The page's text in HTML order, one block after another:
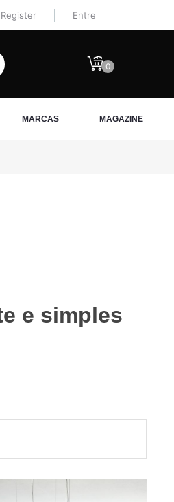
Register Entre
0
MARCAS MAGAZINE
e simples